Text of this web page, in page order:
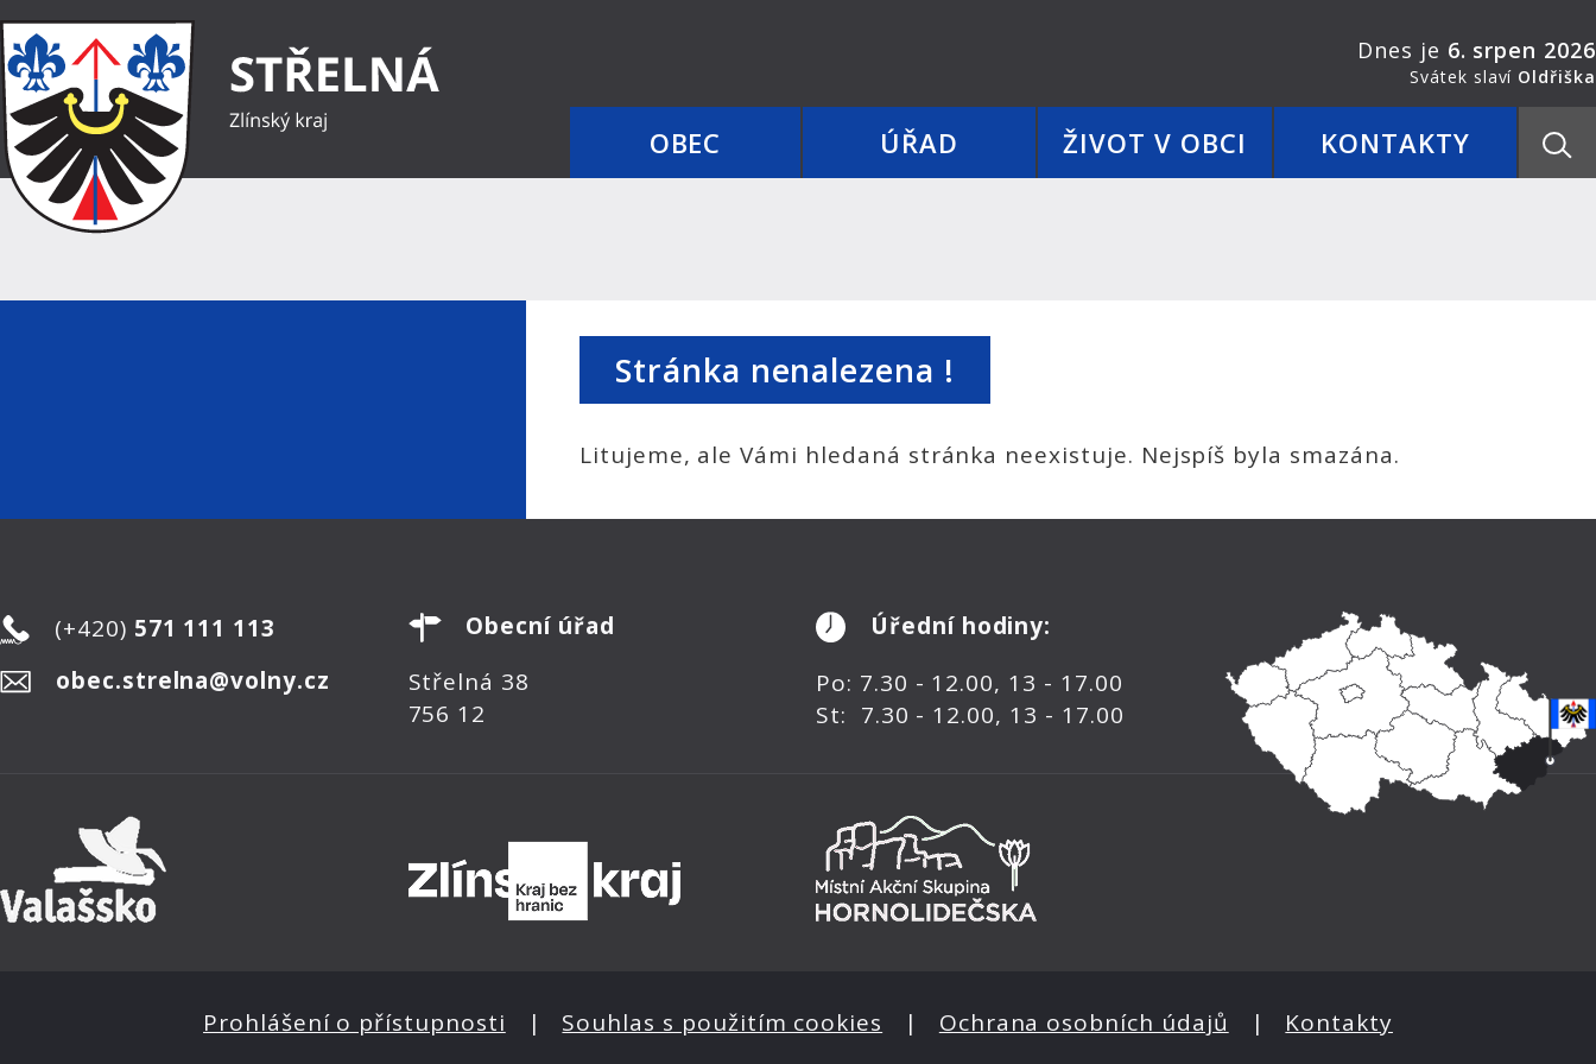
OBEC ÚŘAD ŽIVOT V OBCI KONTAKTY
Dnes je 6. srpen 2026
Svátek slaví Oldřiška
Stránka nenalezena !
Litujeme, ale Vámi hledaná stránka neexistuje. Nejspíš byla smazána.
(+420) 571 111 113
obec.strelna@volny.cz
Obecní úřad
Střelná 38
756 12
Úřední hodiny:
Po: 7.30 - 12.00, 13 - 17.00
St: 7.30 - 12.00, 13 - 17.00
Prohlášení o přístupnosti | Souhlas s použitím cookies | Ochrana osobních údajů | Kontakty